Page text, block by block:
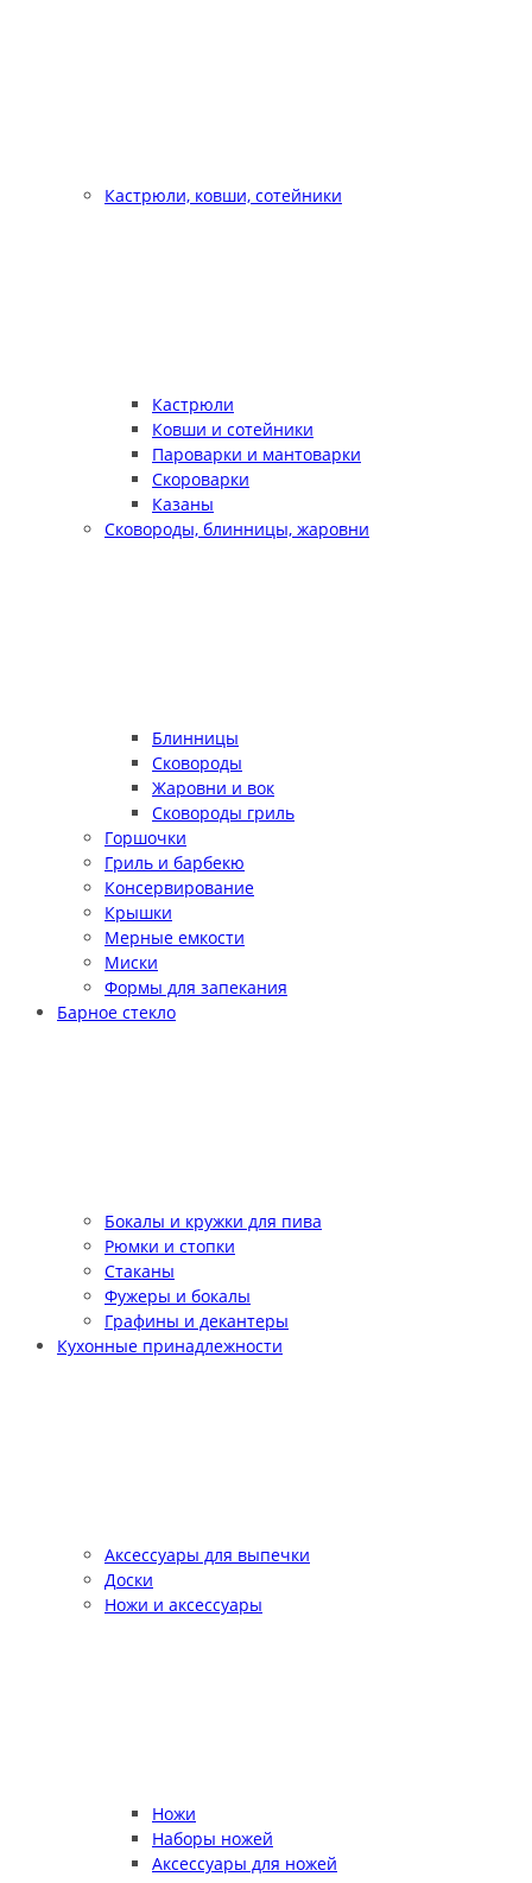
Кастрюли, ковши, сотейники
Кастрюли
Ковши и сотейники
Пароварки и мантоварки
Скороварки
Казаны
Сковороды, блинницы, жаровни
Блинницы
Сковороды
Жаровни и вок
Сковороды гриль
Горшочки
Гриль и барбекю
Консервирование
Крышки
Мерные емкости
Миски
Формы для запекания
Барное стекло
Бокалы и кружки для пива
Рюмки и стопки
Стаканы
Фужеры и бокалы
Графины и декантеры
Кухонные принадлежности
Аксессуары для выпечки
Доски
Ножи и аксессуары
Ножи
Наборы ножей
Аксессуары для ножей